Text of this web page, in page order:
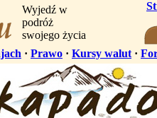
Wyjedź w
podróż
swojego życia
· Prawo · Kursy walut ·